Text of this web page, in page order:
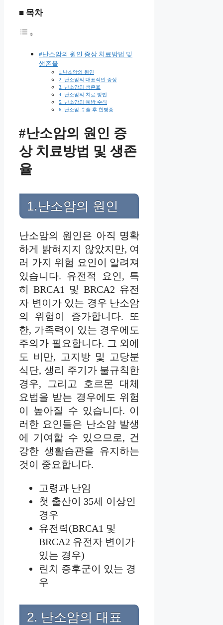
■ 목차
#난소암의 원인 증상 치료방법 및
생존율
1.난소암의 원인
2. 난소암의 대표적인 증상
3. 난소암의 생존율
4. 난소암의 치료 방법
5. 난소암의 예방 수칙
6. 난소암 수술 후 합병증
#난소암의 원인 증
상 치료방법 및 생존
율
1.난소암의 원인
난소암의 원인은 아직 명확
하게 밝혀지지 않았지만, 여
러 가지 위험 요인이 알려져
있습니다. 유전적 요인, 특
히 BRCA1 및 BRCA2 유전
자 변이가 있는 경우 난소암
의 위험이 증가합니다. 또
한, 가족력이 있는 경우에도
주의가 필요합니다. 그 외에
도 비만, 고지방 및 고당분
식단, 생리 주기가 불규칙한
경우, 그리고 호르몬 대체
요법을 받는 경우에도 위험
이 높아질 수 있습니다. 이
러한 요인들은 난소암 발생
에 기여할 수 있으므로, 건
강한 생활습관을 유지하는
것이 중요합니다.
고령과 난임
첫 출산이 35세 이상인
경우
유전력(BRCA1 및
BRCA2 유전자 변이가
있는 경우)
린치 증후군이 있는 경
우
2. 난소암의 대표